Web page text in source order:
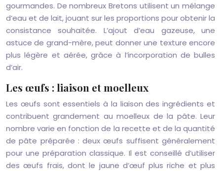
gourmandes. De nombreux Bretons utilisent un mélange
d’eau et de lait, jouant sur les proportions pour obtenir la
consistance souhaitée. L’ajout d’eau gazeuse, une
astuce de grand-mère, peut donner une texture encore
plus légère et aérée, grâce à l’incorporation de bulles
d’air.
Les œufs : liaison et moelleux
Les œufs sont essentiels à la liaison des ingrédients et
contribuent grandement au moelleux de la pâte. Leur
nombre varie en fonction de la recette et de la quantité
de pâte préparée : deux œufs suffisent généralement
pour une préparation classique. Il est conseillé d’utiliser
des œufs frais, dont le jaune d’œuf plus riche et plus